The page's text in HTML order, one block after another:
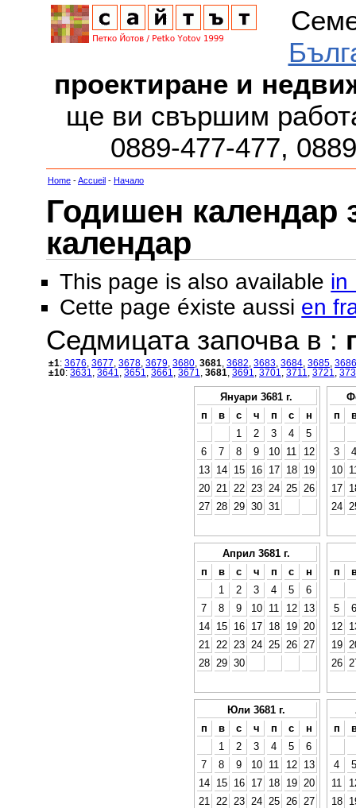
проектиране и
ще ви свършим
0889-477-477,
Home -Accueil - Начало
Годишен календар
календар
This page is also available in
Cette page éxiste aussi en
Седмицата започва в :
±1: 3676 3677 3678 3679 3680 3681 3682 3683 3684 3685 3686
±10: 3631 3641 3651 3661 3671 3681 3691 3701 3711 3721
Януари 3681 г.
п
в с ч п с
н
1
2 3 4
5
6
7 8 9 10 11
12
13
14 15 16 17 18
19
20
21 22 23 24 25
26
27
28 29 30 31
п
3
4
10
17
24
Април 3681 г.
п
в с ч п с
н
1
2 3 4 5
6
7
8 9 10 11 12
13
14
15 16 17 18 19
20
21
22 23 24 25 26
27
28
29 30
п
5
6
12
19
26
Юли 3681 г.
п
в с ч п с
н
1
2 3 4 5
6
7
8 9 10 11 12
13
14
15 16 17 18 19
20
21
22 23 24 25 26
27
п
4
5
11
18